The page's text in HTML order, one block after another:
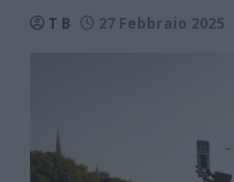
T B 27 Febbraio 2025